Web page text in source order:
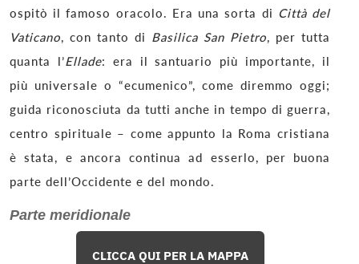
ospitò il famoso oracolo. Era una sorta di Città del
Vaticano, con tanto di Basilica San Pietro, per tutta
quanta l’Ellade: era il santuario più importante, il
più universale o “ecumenico”, come diremmo oggi;
guida riconosciuta da tutti anche in tempo di guerra,
centro spirituale – come appunto la Roma cristiana
è stata, e ancora continua ad esserlo, per buona
parte dell’Occidente e del mondo.
Parte meridionale
CLICCA QUI PER LA MAPPA